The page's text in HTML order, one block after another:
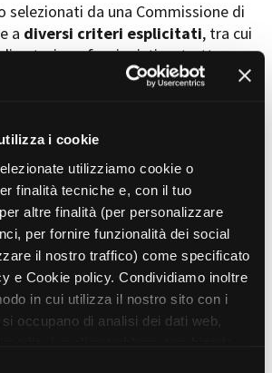
i cookie
utilizziamo cookie o
finalità tecniche e, con il tuo
altre finalità (per personalizzare
per fornire funzionalità dei social
il nostro traffico) come specificato
e Cookie policy. Condividiamo inoltre
in cui utilizza il nostro sito con i
occupano di analisi dei dati web,
selezionati da una Commissione di
a diversi criteri esplicitati, tra cui
autori, professionisti e strutture
i co-finanziamenti e l’effettiva
molteplici canali (proiezioni in sala,
piattaforme web...).
in progress